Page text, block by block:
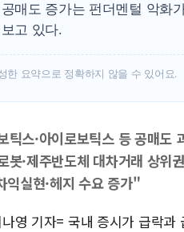
매도 증가는 펀더멘털 악화
고 있다.
한 요약으로 정확하지 않을 수 있어요.
틱스·아이로보틱스 등 공매도
봇·제주반도체 대차거래 상위권
익실현·헤지 수요 증가"
영 기자= 국내 증시가 급락